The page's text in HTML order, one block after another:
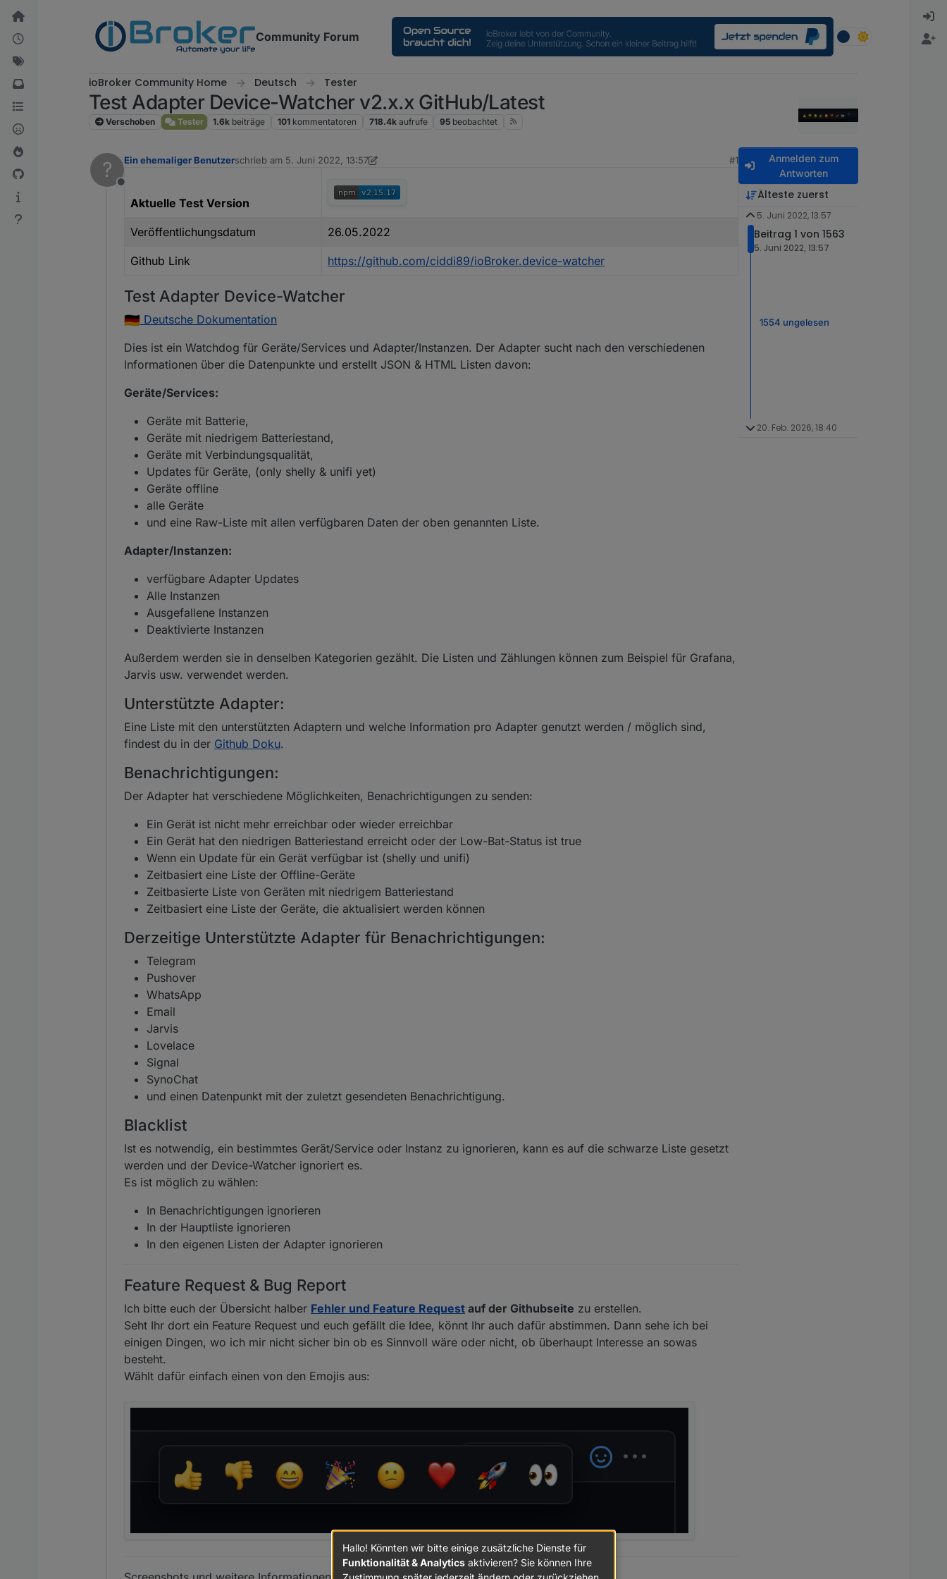
Weiter zum Inhalt
Community Forum
ioBroker Community Home Deutsch Tester
Test Adapter Device-Watcher v2.x.x GitHub/Latest
Verschoben Tester 1.6k beiträge 101 kommentatoren 718.4k aufrufe 95 beobachtet
?
Offline
Ein ehemaliger Benutzerschrieb am 5. Juni 2022, 13:57
zuletzt editiert von Ein ehemaliger Benutzer
#1
Aktuelle Test Version
Veröffentlichungsdatum 26.05.2022
Github Link https://github.com/ciddi89/ioBroker.device-watcher
Test Adapter Device-Watcher
Deutsche Dokumentation
Dies ist ein Watchdog für Geräte/Services und Adapter/Instanzen. Der Adapter sucht nach den verschiedenen
Informationen über die Datenpunkte und erstellt JSON & HTML Listen davon:
Geräte/Services:
Geräte mit Batterie,
Geräte mit niedrigem Batteriestand,
Geräte mit Verbindungsqualität,
Updates für Geräte, (only shelly & unifi yet)
Geräte offline
alle Geräte
und eine Raw-Liste mit allen verfügbaren Daten der oben genannten Liste.
Adapter/Instanzen:
verfügbare Adapter Updates
Alle Instanzen
Ausgefallene Instanzen
Deaktivierte Instanzen
Außerdem werden sie in denselben Kategorien gezählt. Die Listen und Zählungen können zum Beispiel für Grafana,
Jarvis usw. verwendet werden.
Unterstützte Adapter:
Eine Liste mit den unterstützten Adaptern und welche Information pro Adapter genutzt werden / möglich sind,
findest du in der Github Doku.
Benachrichtigungen:
Der Adapter hat verschiedene Möglichkeiten, Benachrichtigungen zu senden:
Ein Gerät ist nicht mehr erreichbar oder wieder erreichbar
Ein Gerät hat den niedrigen Batteriestand erreicht oder der Low-Bat-Status ist true
Wenn ein Update für ein Gerät verfügbar ist (shelly und unifi)
Zeitbasiert eine Liste der Offline-Geräte
Zeitbasierte Liste von Geräten mit niedrigem Batteriestand
Zeitbasiert eine Liste der Geräte, die aktualisiert werden können
Derzeitige Unterstützte Adapter für Benachrichtigungen:
Telegram
Pushover
WhatsApp
Email
Jarvis
Lovelace
Signal
SynoChat
und einen Datenpunkt mit der zuletzt gesendeten Benachrichtigung.
Blacklist
Ist es notwendig, ein bestimmtes Gerät/Service oder Instanz zu ignorieren, kann es auf die schwarze Liste gesetzt
werden und der Device-Watcher ignoriert es.
Es ist möglich zu wählen:
In Benachrichtigungen ignorieren
In der Hauptliste ignorieren
In den eigenen Listen der Adapter ignorieren
Feature Request & Bug Report
Ich bitte euch der Übersicht halber Fehler und Feature Request auf der Githubseite zu erstellen.
Seht Ihr dort ein Feature Request und euch gefällt die Idee, könnt Ihr auch dafür abstimmen. Dann sehe ich bei
einigen Dingen, wo ich mir nicht sicher bin ob es Sinnvoll wäre oder nicht, ob überhaupt Interesse an sowas
besteht.
Wählt dafür einfach einen von den Emojis aus:
Anmelden zum
Antworten
Älteste zuerst
5. Juni 2022, 13:57
Beitrag 1 von 1563
5. Juni 2022, 13:57
1554 ungelesen
20. Feb. 2026, 18:40
Hallo! Könnten wir bitte einige zusätzliche Dienste für
Funktionalität & Analytics aktivieren? Sie können Ihre